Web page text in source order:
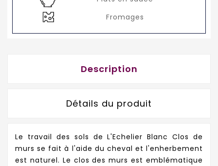
Fromages
Description
Détails du produit
Le travail des sols de L'Echelier Blanc Clos de
murs se fait à l'aide du cheval et l'enherbement
est naturel. Le clos des murs est emblématique